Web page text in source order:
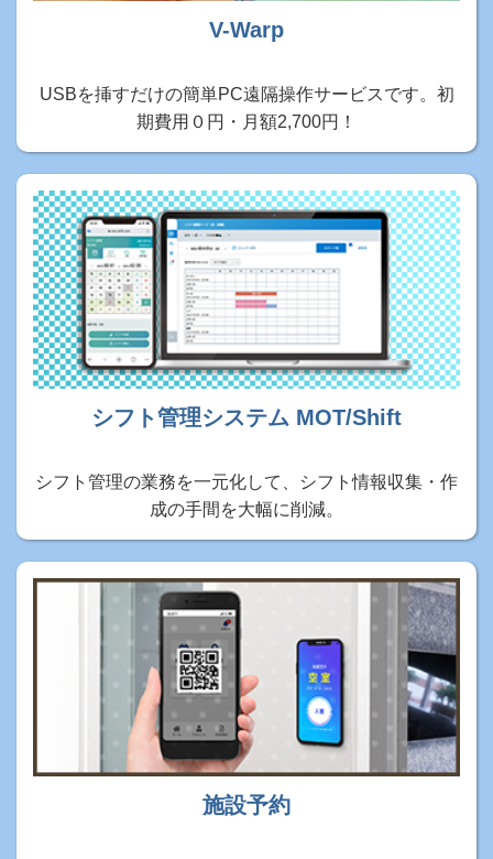
V-Warp
USBを挿すだけの簡単PC遠隔操作サービスです。初
期費用０円・月額2,700円！
シフト管理システム MOT/Shift
シフト管理の業務を一元化して、シフト情報収集・作
成の手間を大幅に削減。
施設予約